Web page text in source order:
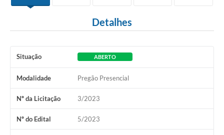
Detalhes
Situação ABERTO
Modalidade Pregão Presencial
Nº da Licitação 3/2023
Nº do Edital 5/2023